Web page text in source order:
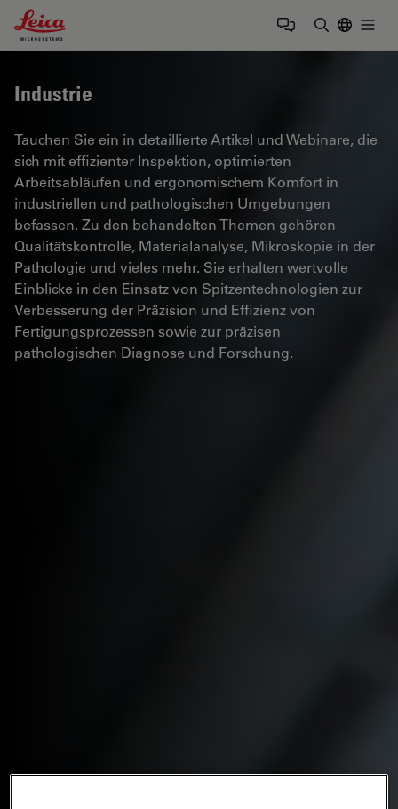
Leica Microsystems Logo
Industrie
Tauchen Sie ein in detaillierte Artikel und Webinare, die
sich mit effizienter Inspektion, optimierten
Arbeitsabläufen und ergonomischem Komfort in
industriellen und pathologischen Umgebungen
befassen. Zu den behandelten Themen gehören
Qualitätskontrolle, Materialanalyse, Mikroskopie in der
Pathologie und vieles mehr. Sie erhalten wertvolle
Einblicke in den Einsatz von Spitzentechnologien zur
Verbesserung der Präzision und Effizienz von
Fertigungsprozessen sowie zur präzisen
pathologischen Diagnose und Forschung.